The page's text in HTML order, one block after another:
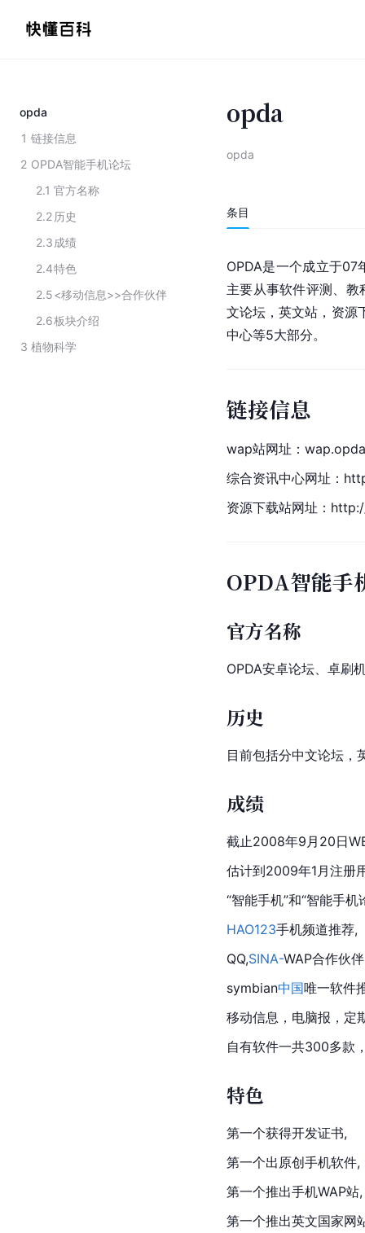
opda
1 链接信息
2 OPDA智能手机论坛
2.1 官方名称
2.2 历史
2.3 成绩
2.4特色
2.5<移动信息>>合作伙伴
2.6板块介绍
3 植物科学
opda
opda
条目
OPDA是一个成立于07
主要从事软件评测、
文论坛，英文站，资源
中心等5大部分。
链接信息
wap站网址：
综合资讯中心网址：
资源下载站网址：
OPDA智能手
官方名称
OPDA安卓论坛、卓刷
历史
目前包括分中文论坛，
成绩
截止2008年9月20日
估计到2009年1月注册
“智能手机”和“智能手机
HAO123手机频道推荐,
QQ,SINA-WAP合作伙
symbian中国唯一软件
移动信息，电脑报，定
自有软件一共300多款
特色
第一个获得开发证书,
第一个出原创手机软件,
第一个推出手机WAP站,
第一个推出英文国家网